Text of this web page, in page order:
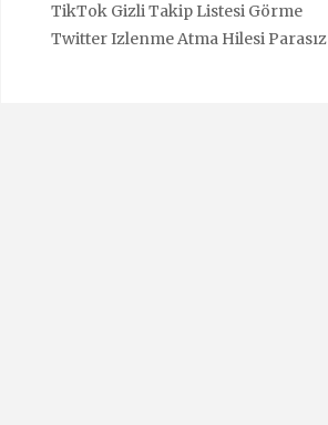
TikTok Gizli Takip Listesi Görme
Twitter Izlenme Atma Hilesi Parasız